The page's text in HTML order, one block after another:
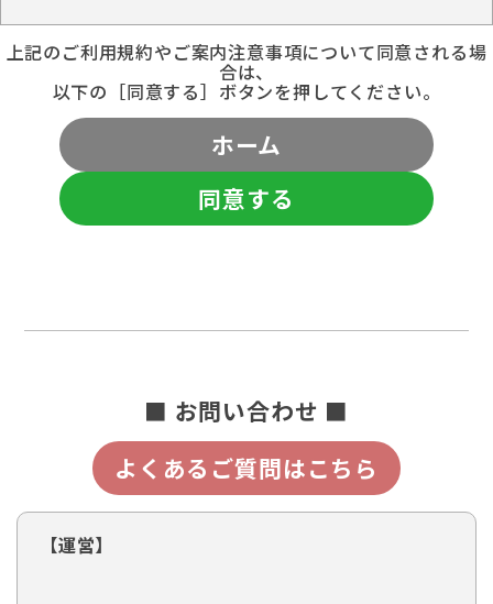
上記のご利用規約やご案内注意事項について同意される場
合は、
以下の［同意する］ボタンを押してください。
ホーム
同意する
■ お問い合わせ ■
よくあるご質問はこちら
【運営】